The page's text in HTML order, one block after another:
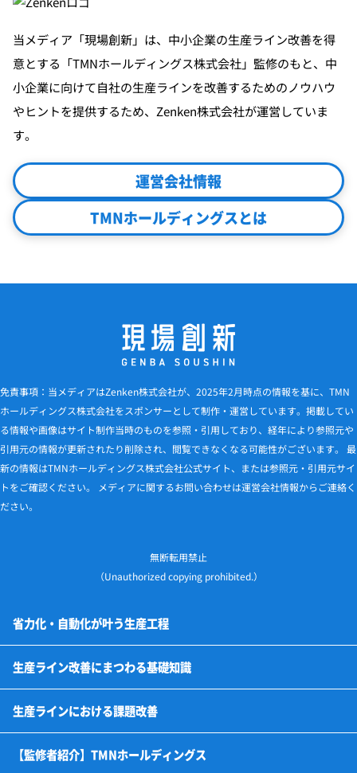
当メディア「現場創新」は、中小企業の生産ライン改善を得
意とする「TMNホールディングス株式会社」監修のもと、中
小企業に向けて自社の生産ラインを改善するためのノウハウ
やヒントを提供するため、Zenken株式会社が運営していま
す。
運営会社情報
TMNホールディングスとは
免責事項：当メディアはZenken株式会社が、2025年2月時点の情報を基に、TMN
ホールディングス株式会社をスポンサーとして制作・運営しています。掲載してい
る情報や画像はサイト制作当時のものを参照・引用しており、経年により参照元や
引用元の情報が更新されたり削除され、閲覧できなくなる可能性がございます。 最
新の情報はTMNホールディングス株式会社公式サイト、または参照元・引用元サイ
トをご確認ください。 メディアに関するお問い合わせは運営会社情報からご連絡く
ださい。
無断転用禁止
（Unauthorized copying prohibited.）
省力化・自動化が叶う生産工程
形状加工の自動化
塗装・洗浄の自動化
組立の自動化
部品供給の自動化
検査の自動化
梱包の自動化
搬送の自動化
圧入の自動化
板金の自動化
計量の自動化
部品選別の自動化
生産ライン改善にまつわる基礎知識
チョコ停とは？発生原因と改善方法を解説
工場における人手不足の原因とは？
ボトルネック工程の見つけ方
生産ライン改善コンサル
生産ラインとは？
生産ラインを自動化する目的とポイント
生産ラインを自動化するメリット・デメリット
生産ラインを自動化する際の注意点
生産ライン改善点を見つける工場診断
生産ラインと製造ラインの違い
トヨタ生産方式（TPS）からみる生産ライン改善
生産ラインの種類と構成要素
生産ラインのレイアウト設計
生産ラインにおける課題改善
工場における作業のばらつき
不良品率の改善方法
生産ラインの教育不足
生産ラインの異物混入対策
生産ラインの発注過多
生産ラインの棚卸誤差
生産ラインのピッキングミス
生産ラインの受入検査仕様誤解
生産ラインのトレーサビリティ欠落
生産ラインの測定データ入力ミス
生産ラインの合否判定ミス
生産ラインの在庫引当ミス
生産ラインのラベル貼付先間違い
生産ラインの品番取り違え
生産ラインの標準書未整備
生産ラインの設定値誤入力
生産ラインの型替えミス
生産ラインのトルク不足
生産ラインの手順逸脱
生産ラインの逆挿入
生産ラインの照明不足
生産ラインの教育不足
生産ラインに潜む「無駄な作業」
【監修者紹介】TMNホールディングス